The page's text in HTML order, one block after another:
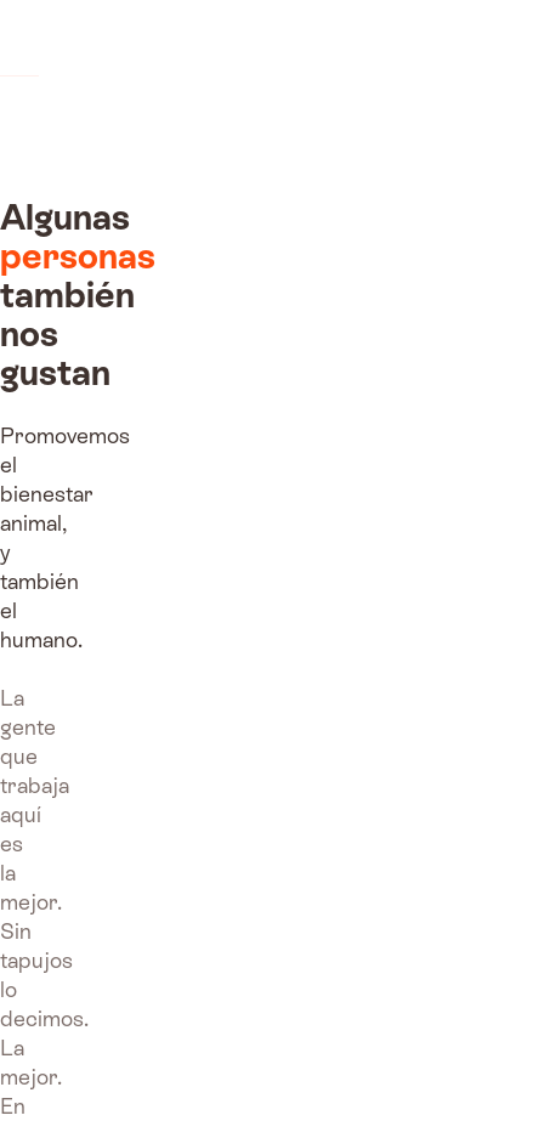
Algunas
personas
también
nos
gustan
Promovemos
el
bienestar
animal,
y
también
el
humano.
La
gente
que
trabaja
aquí
es
la
mejor.
Sin
tapujos
lo
decimos.
La
mejor.
En